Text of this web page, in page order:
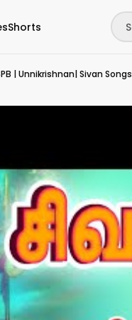
Shorts
| Unnikrishnan| Sivan Songs